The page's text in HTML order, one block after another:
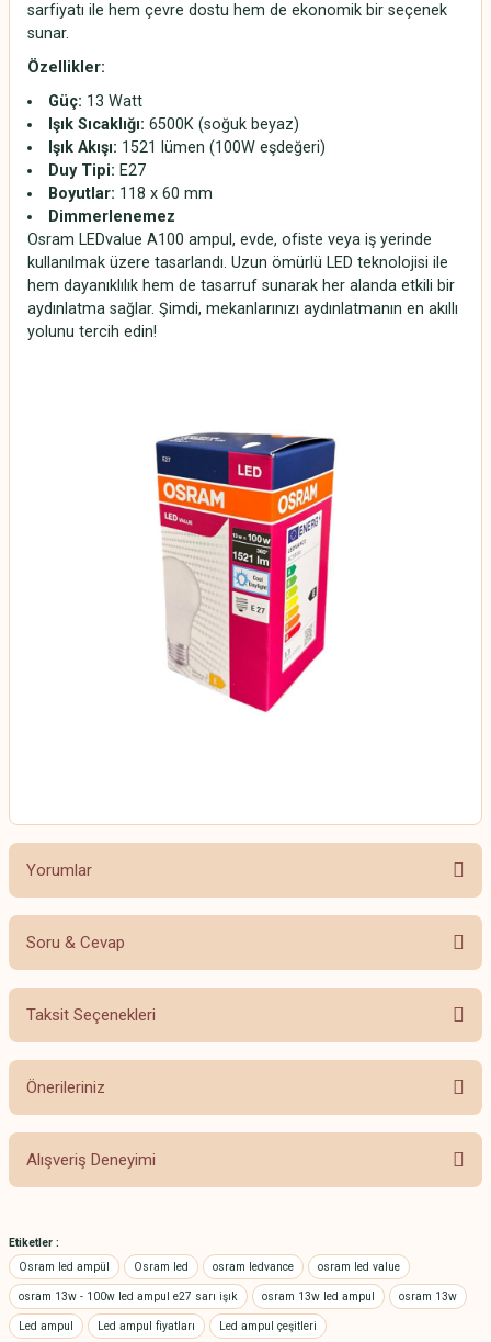
sarfiyatı ile hem çevre dostu hem de ekonomik bir seçenek
sunar.
Özellikler:
Güç: 13 Watt
Işık Sıcaklığı: 6500K (soğuk beyaz)
Işık Akışı: 1521 lümen (100W eşdeğeri)
Duy Tipi: E27
Boyutlar: 118 x 60 mm
Dimmerlenemez
Osram LEDvalue A100 ampul, evde, ofiste veya iş yerinde
kullanılmak üzere tasarlandı. Uzun ömürlü LED teknolojisi ile
hem dayanıklılık hem de tasarruf sunarak her alanda etkili bir
aydınlatma sağlar. Şimdi, mekanlarınızı aydınlatmanın en akıllı
yolunu tercih edin!
Yorumlar
Bu ürüne ilk yorumu siz yapın!
Soru & Cevap
Ürün hakkında henüz soru sorulmamış.
Taksit Seçenekleri
Önerileriniz
Bu ürünün fiyat bilgisi, resim, ürün açıklamalarında ve diğer konularda
yetersiz gördüğünüz noktaları öneri formunu kullanarak tarafımıza
iletebilirsiniz.
Ürün resmi kalitesiz, bozuk veya görüntülenemiyor.
Ürün açıklamasında eksik bilgiler bulunuyor.
Ürün bilgilerinde hatalar bulunuyor.
Alışveriş Deneyimi
A... A... | 27/12/2024
Güvenilir ve profesyonel
Etiketler :
Osram led ampül
Osram led osram ledvance osram led value
osram 13w - 100w led ampul e27 sarı işık osram 13w led ampul osram 13w
Led ampul Led ampul fiyatları Led ampul çeşitleri